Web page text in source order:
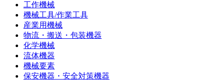
工作機械
機械工具/作業工具
産業用機械
物流・搬送・包装機器
化学機械
流体機器
機械要素
保安機器・安全対策機器